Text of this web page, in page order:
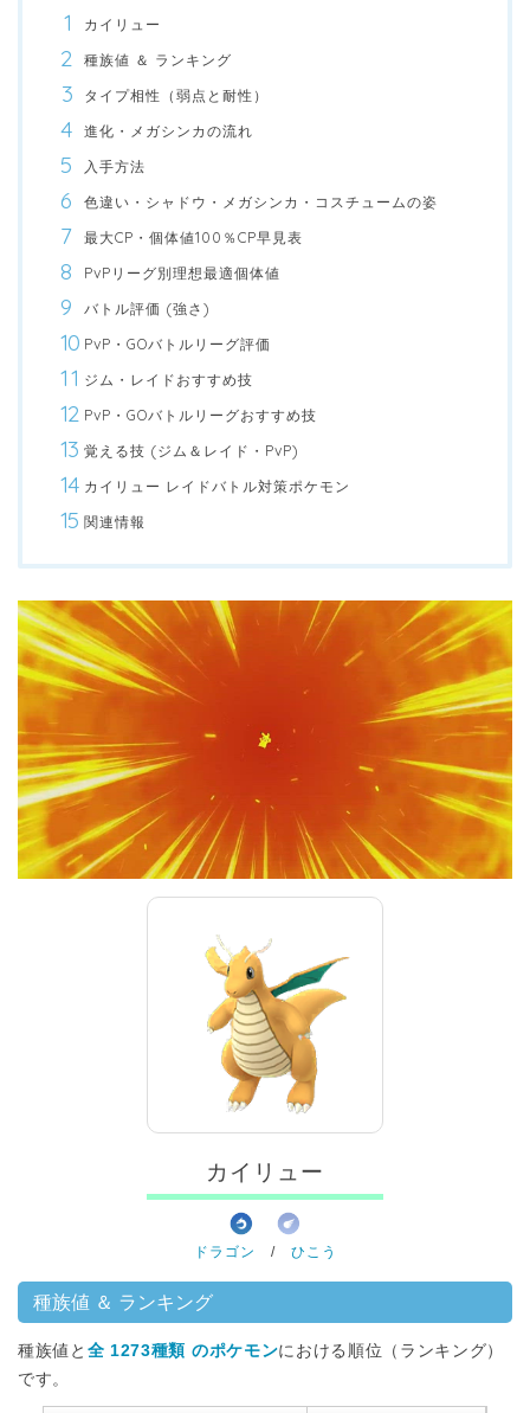
カイリュー
種族値 ＆ ランキング
タイプ相性（弱点と耐性）
進化・メガシンカの流れ
入手方法
色違い・シャドウ・メガシンカ・コスチュームの姿
最大CP・個体値100％CP早見表
PvPリーグ別理想最適個体値
バトル評価 (強さ)
PvP・GOバトルリーグ評価
ジム・レイドおすすめ技
PvP・GOバトルリーグおすすめ技
覚える技 (ジム＆レイド・PvP)
カイリュー レイドバトル対策ポケモン
関連情報
00:00 /01:00
カイリュー
ドラゴン / ひこう
種族値 ＆ ランキング
種族値と 全 1273種類 のポケモンにおける順位（ランキング）
です。